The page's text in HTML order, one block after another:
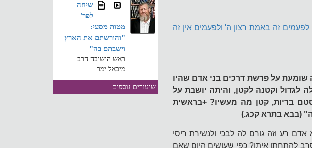
זה באמת רצון ה' ולפעמים אין זה
שומעת על פרשת דרכים בני אדם שהיו
לגדול וקטנה לקטן, והיתה יושבת על
בריות, קטן מה מעשיו? +בראשית
(בבא בתרא קכג.)
רע וזה גורם לה לבכי ולנשירת ריסי
להתחתן איתו? כפי שעושים היום שאם
שיחה
לפר'
מטות מסעי:
"והורשתם את הארץ
וישבתם בה"
ראש הישיבה הרב
מיכאל ימר
שיעורים נוספים...